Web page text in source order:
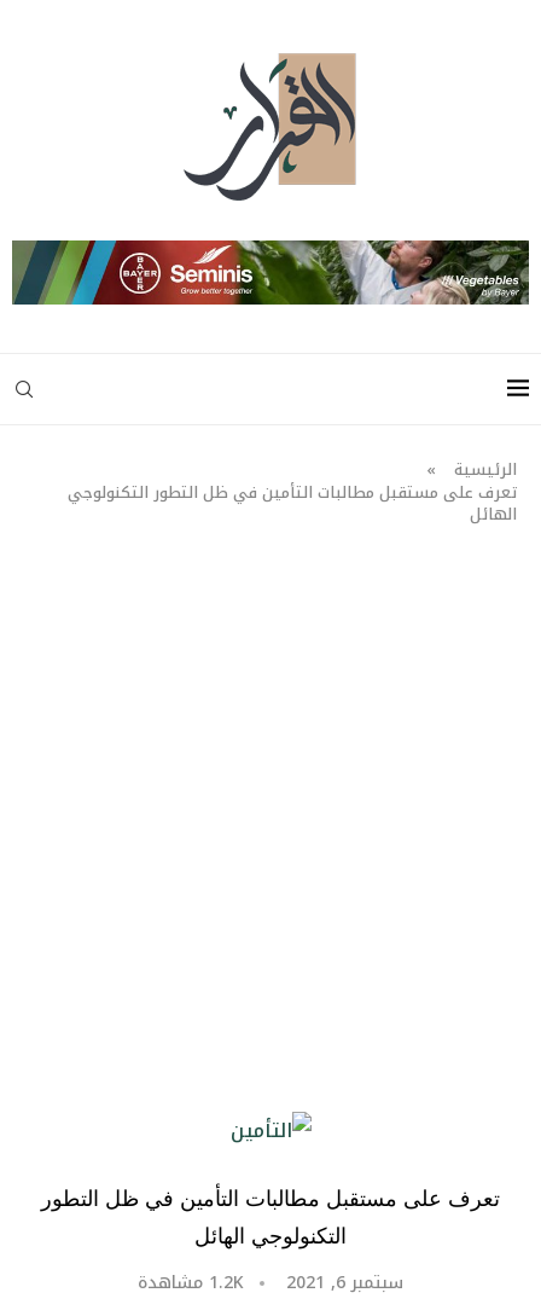
الرئيسية »
تعرف على مستقبل مطالبات التأمين في ظل التطور التكنولوجي
الهائل
تعرف على مستقبل مطالبات التأمين في ظل التطور
التكنولوجي الهائل
سبتمبر 6, 2021 1.2K مشاهدة